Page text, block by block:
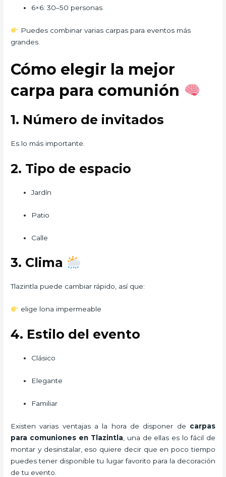
6×6: 30–50 personas
Puedes combinar varias carpas para eventos más
grandes.
Cómo elegir la mejor
carpa para comunión
1. Número de invitados
Es lo más importante.
2. Tipo de espacio
Jardín
Patio
Calle
3. Clima
Tlazintla puede cambiar rápido, así que:
elige lona impermeable
4. Estilo del evento
Clásico
Elegante
Familiar
Existen varias ventajas a la hora de disponer de carpas
para comunionesen Tlazintla , una de ellas es lo fácil de
montar y desinstalar, eso quiere decir que en poco tiempo
puedes tener disponible tu lugar favorito para la decoración
de tu evento.